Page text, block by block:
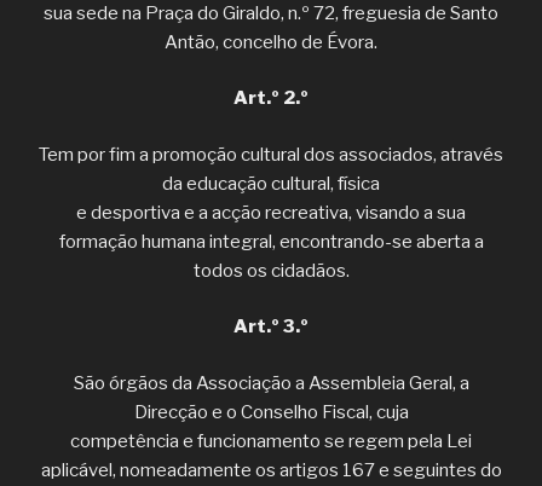
sua sede na Praça do Giraldo, n.º 72, freguesia de Santo
Antão, concelho de Évora.
Art.º 2.º
Tem por fim a promoção cultural dos associados, através
da educação cultural, física
e desportiva e a acção recreativa, visando a sua
formação humana integral, encontrando-se aberta a
todos os cidadãos.
Art.º 3.º
São órgãos da Associação a Assembleia Geral, a
Direcção e o Conselho Fiscal, cuja
competência e funcionamento se regem pela Lei
aplicável, nomeadamente os artigos 167 e seguintes do